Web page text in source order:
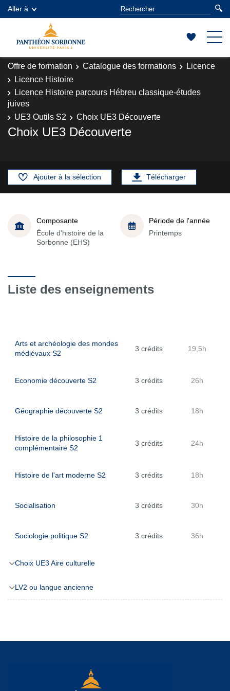
Aller à
Offre de formation Catalogue des formations
Licence
Licence Histoire
Licence Histoire parcours Hébreu classique-études
juives
UE3 Outils S2
Choix UE3 Découverte
Choix UE3 Découverte
Ajouter à la sélection Télécharger
Composante
École d'histoire de la
Sorbonne (EHS)
Période de l'année
Printemps
Liste des enseignements
Arts et archéologie des mondes
médiévaux S2
3 crédits 19,5h
Economie découverte S2 3 crédits 26h
Géographie découverte S2 3 crédits 18h
Histoire de la philosophie 1
complémentaire S2
3 crédits 24h
Histoire de l'art moderne S2 3 crédits 18h
Socialisation 3 crédits 30h
Sociologie politique S2 3 crédits 36h
Choix UE3 Aire culturelle
LV2 ou langue ancienne